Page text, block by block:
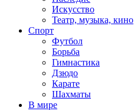
Искусство
Театр, музыка, кино
Спорт
Футбол
Борьба
Гимнастика
Дзюдо
Карате
Шахматы
В мире